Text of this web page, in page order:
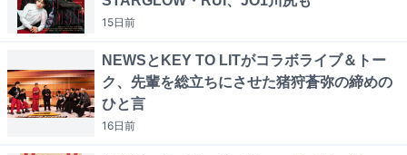
15日前
NEWSとKEY TO LITがコラボライブ＆トー
ク、先輩を総立ちにさせた猪狩蒼弥の締めの
ひと言
16日前